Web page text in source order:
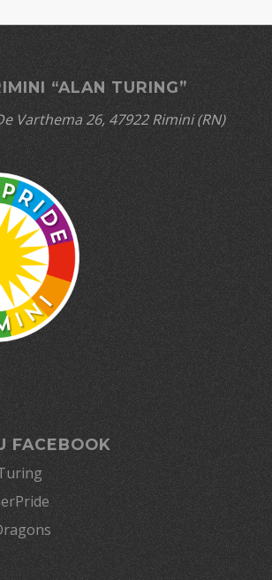
“ALAN TURING”
Varthema 26, 47922 Rimini (RN)
FACEBOOK